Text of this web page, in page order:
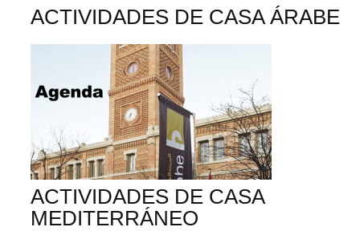
ACTIVIDADES DE CASA ÁRABE
ACTIVIDADES DE CASA
MEDITERRÁNEO